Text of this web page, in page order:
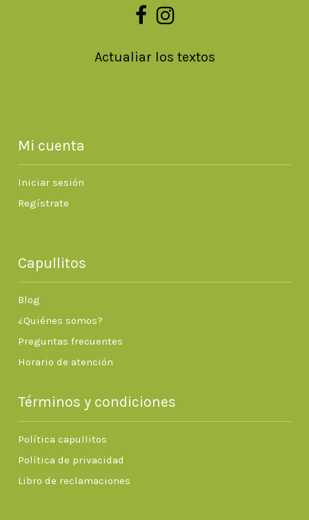
Actualiar los textos
Mi cuenta
Iniciar sesión
Regístrate
Capullitos
Blog
¿Quiénes somos?
Preguntas frecuentes
Horario de atención
Términos y condiciones
Política capullitos
Política de privacidad
Libro de reclamaciones